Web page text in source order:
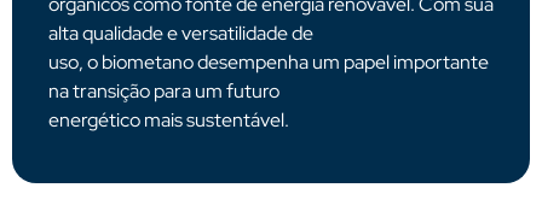
alta qualidade e versatilidade de
uso, o biometano desempenha um papel importante
na transição para um futuro
energético mais sustentável.